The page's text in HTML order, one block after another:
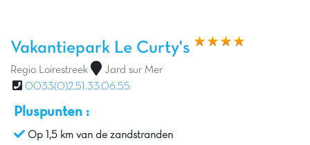
Vakantiepark Le Curty's
Regio Loirestreek
Jard sur Mer
0033(0)2.51.33.06.55
Pluspunten :
Op 1,5 km van de zandstranden